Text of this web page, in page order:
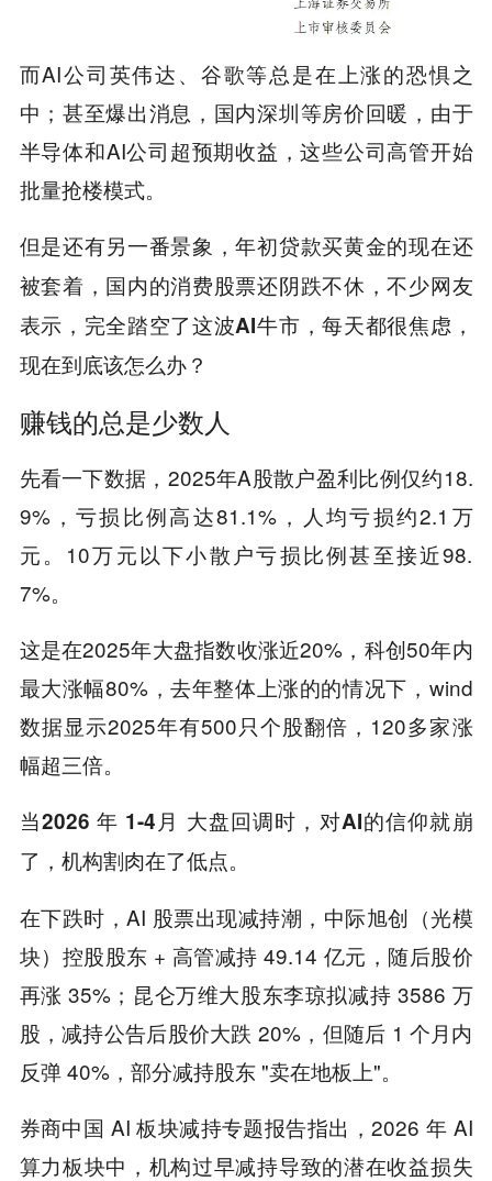
而AI公司英伟达、谷歌等总是在上涨的恐惧之
中；甚至爆出消息，国内深圳等房价回暖，由于
半导体和AI公司超预期收益，这些公司高管开始
批量抢楼模式。
但是还有另一番景象，年初贷款买黄金的现在还
被套着，国内的消费股票还阴跌不休，不少网友
表示，完全踏空了这波AI牛市，每天都很焦虑，
现在到底该怎么办？
赚钱的总是少数人
先看一下数据，2025年A股散户盈利比例仅约18.
9%，亏损比例高达81.1%，人均亏损约2.1万
元。10万元以下小散户亏损比例甚至接近98.
7%。
这是在2025年大盘指数收涨近20%，科创50年内
最大涨幅80%，去年整体上涨的的情况下，wind
数据显示2025年有500只个股翻倍，120多家涨
幅超三倍。
当2026 年 1-4月 大盘回调时，对AI的信仰就崩
了，机构割肉在了低点。
在下跌时，AI 股票出现减持潮，中际旭创（光模
块）控股股东 + 高管减持 49.14 亿元，随后股价
再涨 35%；昆仑万维大股东李琼拟减持 3586 万
股，减持公告后股价大跌 20%，但随后 1 个月内
反弹 40%，部分减持股东 "卖在地板上"。
券商中国 AI 板块减持专题报告指出，2026 年 AI
算力板块中，机构过早减持导致的潜在收益损失